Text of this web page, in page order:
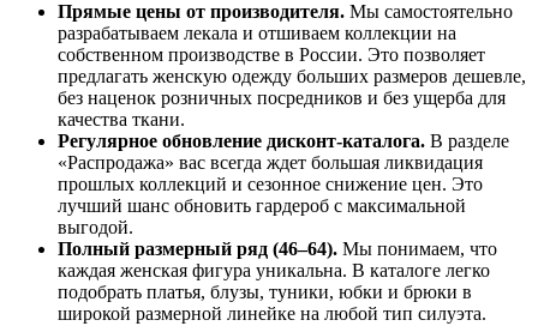
Прямые цены от производителя. Мы самостоятельно
разрабатываем лекала и отшиваем коллекции на
собственном производстве в России. Это позволяет
предлагать женскую одежду больших размеров дешевле,
без наценок розничных посредников и без ущерба для
качества ткани.
Регулярное обновление дисконт-каталога. В разделе
«Распродажа» вас всегда ждет большая ликвидация
прошлых коллекций и сезонное снижение цен. Это
лучший шанс обновить гардероб с максимальной
выгодой.
Полный размерный ряд (46–64). Мы понимаем, что
каждая женская фигура уникальна. В каталоге легко
подобрать платья, блузы, туники, юбки и брюки в
широкой размерной линейке на любой тип силуэта.